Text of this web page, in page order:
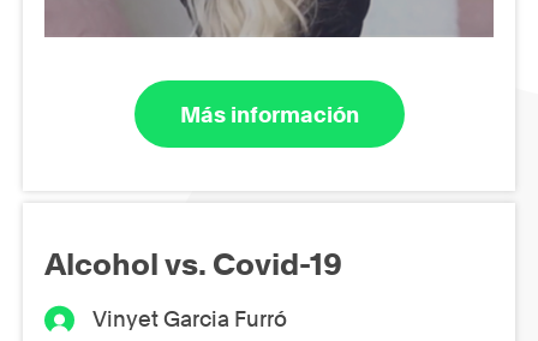
Más información
Alcohol vs. Covid-19
Vinyet Garcia Furró